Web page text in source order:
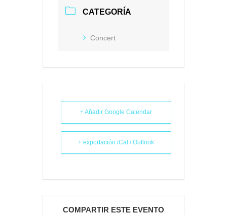
CATEGORÍA
Concert
+ Añadir Google Calendar
+ exportación iCal / Outlook
COMPARTIR ESTE EVENTO